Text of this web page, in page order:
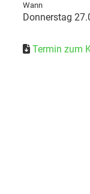
Wann
Donnerstag
Termin zum